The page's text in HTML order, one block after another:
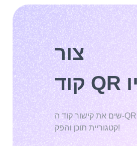
צור
שים את קישור קוד ה-QR שלך, הוסף שם עבור ה-QR שלך, בחר
קטגוריית תוכן והפק!